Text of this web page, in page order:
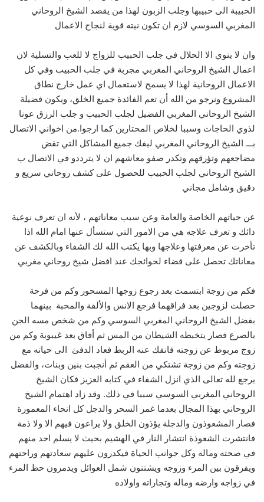
الحبيبة الى حبيبها وجلب الزبون لهذا من يقصد الشيخ الروحاني
المغربي السوسي لازم ان تكون نيته قوية لنجاح الاعمال
وان لا ينوي الا الحلال في جلب الحبيب للزواج لا للعب والتسلية لان
اعمال الشيخ الروحاني المغربي مجربة في جلب الحبيب وفي كل
الاعمال الروحانية لهذا لا يسمح لاستعمال اي عمل خارج نطاق
المشروع ونرجو من الله أن تعم الفائدة جميع الخلق، ويكون فضيلة
الشيخ الروحاني المغربي الفضيل لجلب الحبيب و جلب الرزق عونا
لذوي الحاجات وسببا لخلاص المحتارين كما ارجوا.من اخواني الاتصال
بـــ الشيخ الروحاني المغربي ليفك جميع المشاكل التي تقض
مضاجعهم وتؤرقهم وتكدر صفو معاشهم ان لا يترددو في الاتصال ب
الشيخ الروحاني لجلب الحبيب للحصول على كشف روحاني سريع و
دقيق وشامل مجاني
عن حياتهم الخاصة والعامة وعن سبب معاناتهم ، لأنه ان تعرف نوعية
دائك و تعرف علاجه هي من الامور التي ستسأل عنها امام الله اذا
تأخرت عن معرفتها وعلاجها وبها يكتب الله لك الشفاء وبالكشف عن
معاناتك تحصل على قضاء لحوائجك عند افضل شيخ روحاني مغربي
فكم من زوجة ابتسمت بعد رجوع زوجها المسحور وكم من فرحة
حصلت لزوجين بعد فراقهما فرجع الانس والألفة والمحبة بينهما
بفضل الشيخ الروحاني المغربي السوسي وكم من شخص مسه الجن
بالصرع فصار يتخبطه الشيطان من المس ثم أفاق بعد غيبوبة وكم من
زوج مربوط عن زوجته فانفك عنه الربط فعاد الدفئ الى حياته مع
زوجته وكم من زوجة تشتكي من العقم ثم أنجبت بنين وبنات، والفضل
يرجع لله تعالى الذي انزل الشفاء في كتابه العزيز فكان الشيخ
الروحاني المغربي السوسي سببا في ذلك. وقد زاد اهتمام الشيخ
الروحاني بهذا المجال بعدما غمر السحر والدجل كل انحاء المعمورة
فصار المشعوذون والدجلة يؤذون الخلق ولا يراعون فيهم الا ولا ذمة
فانتشرت الشعوذة انتشار النار في الهشيم بحيث لا يسلم احد منهم
في صحته وماله وكل جوانب الحياة فيكدرون عليهم سعادتهم وراحتهم
ويفرقون بين المرء وزوجه ويشتتون شمل العوائل ويدمرون حظ المرء
في زواجه وارضه وماله وتجاراته واولاده